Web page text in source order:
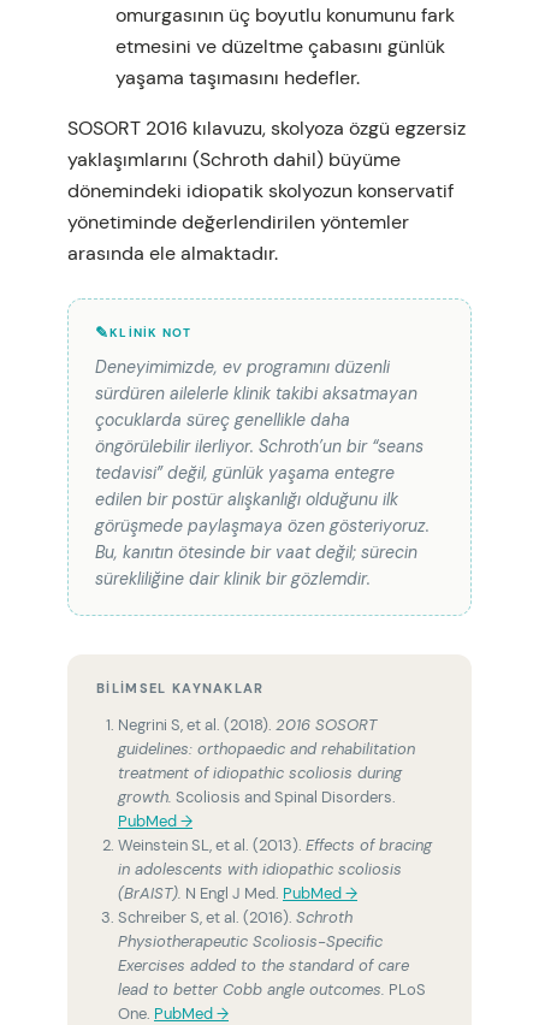
omurgasının üç boyutlu konumunu fark
etmesini ve düzeltme çabasını günlük
yaşama taşımasını hedefler.
SOSORT 2016 kılavuzu, skolyoza özgü egzersiz
yaklaşımlarını (Schroth dahil) büyüme
dönemindeki idiopatik skolyozun konservatif
yönetiminde değerlendirilen yöntemler
arasında ele almaktadır.
KLINIK NOT
Deneyimimizde, ev programını düzenli
sürdüren ailelerle klinik takibi aksatmayan
çocuklarda süreç genellikle daha
öngörülebilir ilerliyor. Schroth’un bir “seans
tedavisi” değil, günlük yaşama entegre
edilen bir postür alışkanlığı olduğunu ilk
görüşmede paylaşmaya özen gösteriyoruz.
Bu, kanıtın ötesinde bir vaat değil; sürecin
sürekliliğine dair klinik bir gözlemdir.
BILIMSEL KAYNAKLAR
Negrini S, et al. (2018). 2016 SOSORT
guidelines: orthopaedic and rehabilitation
treatment of idiopathic scoliosis during
growth. Scoliosis and Spinal Disorders.
PubMed →
Weinstein SL, et al. (2013). Effects of bracing
in adolescents with idiopathic scoliosis
(BrAIST). N Engl J Med. PubMed →
Schreiber S, et al. (2016). Schroth
Physiotherapeutic Scoliosis-Specific
Exercises added to the standard of care
lead to better Cobb angle outcomes. PLoS
One. PubMed →